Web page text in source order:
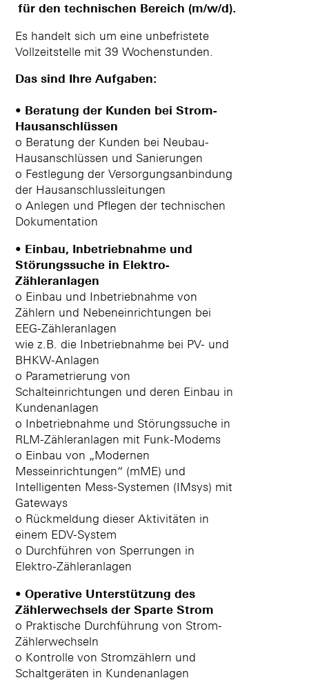
für den technischen Bereich (m/w/d).
Es handelt sich um eine unbefristete
Vollzeitstelle mit 39 Wochenstunden.
Das sind Ihre Aufgaben:
• Beratung der Kunden bei Strom-
Hausanschlüssen
o Beratung der Kunden bei Neubau-
Hausanschlüssen und Sanierungen
o Festlegung der Versorgungsanbindung
der Hausanschlussleitungen
o Anlegen und Pflegen der technischen
Dokumentation
• Einbau, Inbetriebnahme und
Störungssuche in Elektro-
Zähleranlagen
o Einbau und Inbetriebnahme von
Zählern und Nebeneinrichtungen bei
EEG-Zähleranlagen
wie z.B. die Inbetriebnahme bei PV- und
BHKW-Anlagen
o Parametrierung von
Schalteinrichtungen und deren Einbau in
Kundenanlagen
o Inbetriebnahme und Störungssuche in
RLM-Zähleranlagen mit Funk-Modems
o Einbau von „Modernen
Messeinrichtungen“ (mME) und
Intelligenten Mess-Systemen (IMsys) mit
Gateways
o Rückmeldung dieser Aktivitäten in
einem EDV-System
o Durchführen von Sperrungen in
Elektro-Zähleranlagen
• Operative Unterstützung des
Zählerwechsels der Sparte Strom
o Praktische Durchführung von Strom-
Zählerwechseln
o Kontrolle von Stromzählern und
Schaltgeräten in Kundenanlagen